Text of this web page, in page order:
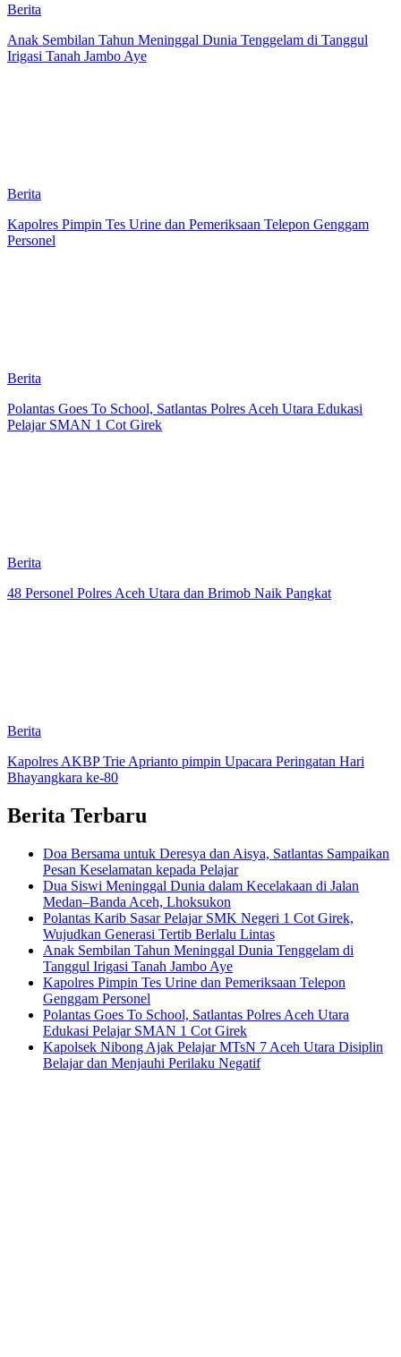
Berita
Anak Sembilan Tahun Meninggal Dunia Tenggelam di Tanggul
Irigasi Tanah Jambo Aye
Berita
Kapolres Pimpin Tes Urine dan Pemeriksaan Telepon Genggam
Personel
Berita
Polantas Goes To School, Satlantas Polres Aceh Utara Edukasi
Pelajar SMAN 1 Cot Girek
Berita
48 Personel Polres Aceh Utara dan Brimob Naik Pangkat
Berita
Kapolres AKBP Trie Aprianto pimpin Upacara Peringatan Hari
Bhayangkara ke-80
Berita Terbaru
Doa Bersama untuk Deresya dan Aisya, Satlantas Sampaikan
Pesan Keselamatan kepada Pelajar
Dua Siswi Meninggal Dunia dalam Kecelakaan di Jalan
Medan–Banda Aceh, Lhoksukon
Polantas Karib Sasar Pelajar SMK Negeri 1 Cot Girek,
Wujudkan Generasi Tertib Berlalu Lintas
Anak Sembilan Tahun Meninggal Dunia Tenggelam di
Tanggul Irigasi Tanah Jambo Aye
Kapolres Pimpin Tes Urine dan Pemeriksaan Telepon
Genggam Personel
Polantas Goes To School, Satlantas Polres Aceh Utara
Edukasi Pelajar SMAN 1 Cot Girek
Kapolsek Nibong Ajak Pelajar MTsN 7 Aceh Utara Disiplin
Belajar dan Menjauhi Perilaku Negatif